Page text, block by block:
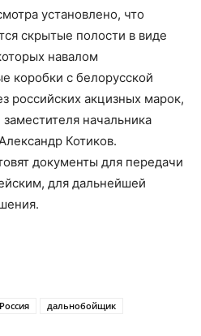
установлено, что
скрытые полости в виде
навалом
коробки с белорусской
российских акцизных марок,
начальника
Котиков.
документы для передачи
для дальнейшей
Россия
дальнобойщик